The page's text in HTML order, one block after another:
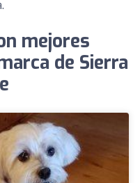
mejores
de Sierra